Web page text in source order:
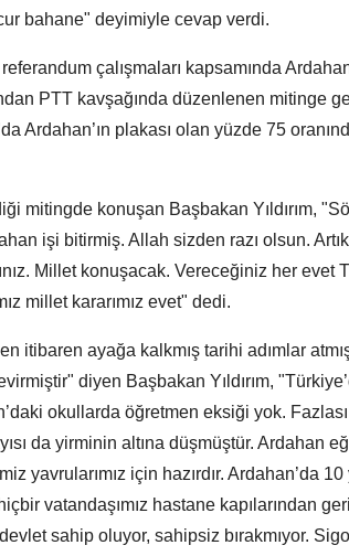
bahane" deyimiyle cevap verdi.
çalışmaları kapsamında
PTT kavşağında düzenlenen mitinge
Ardahan’ın plakası olan yüzde 75
mitingde konuşan Başbakan Yıldırım,
işi bitirmiş. Allah sizden razı olsun.
Millet konuşacak. Vereceğiniz her evet
millet kararımız evet" dedi.
itibaren ayağa kalkmış tarihi adımlar
diyen Başbakan Yıldırım,
okullarda öğretmen eksiği yok.
da yirminin altına düşmüştür. Ardahan
yavrularımız için hazırdır. Ardahan’da
vatandaşımız hastane kapılarından
sahip oluyor, sahipsiz bırakmıyor.